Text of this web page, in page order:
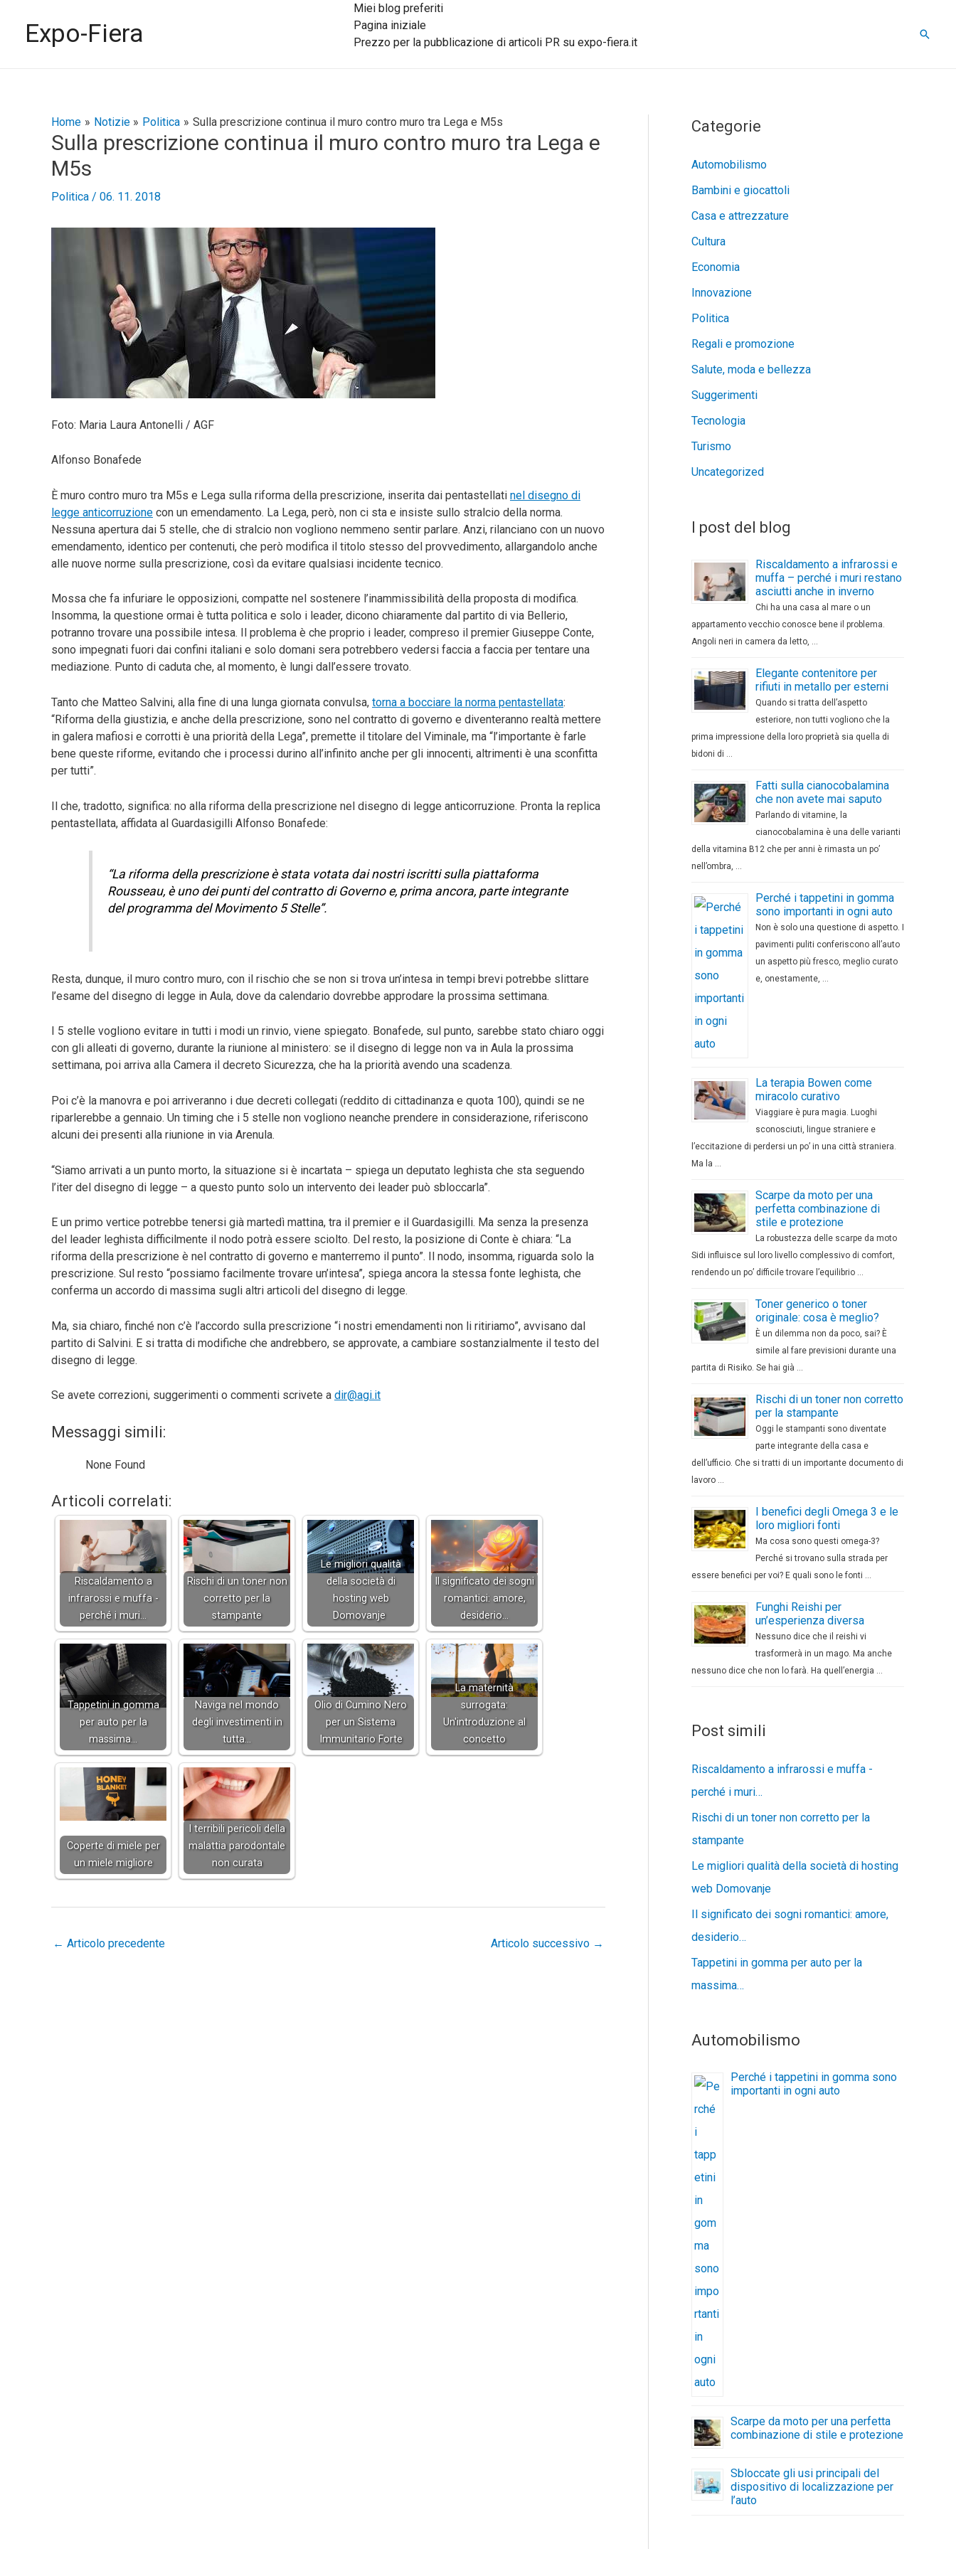
contenutoExpo-Fiera
Miei blog preferiti
Pagina iniziale
Prezzo per la pubblicazione di articoli PR su expo-fiera.it
Cerca
Home Notizie Politica Sulla prescrizione continua il muro contro muro tra Lega e M5s
Sulla prescrizione continua il muro contro muro tra Lega e
M5s
Politica / 06. 11. 2018
Foto: Maria Laura Antonelli / AGF
Alfonso Bonafede
È muro contro muro tra M5s e Lega sulla riforma della prescrizione, inserita dai pentastellati nel disegno di
legge anticorruzione con un emendamento. La Lega, però, non ci sta e insiste sullo stralcio della norma.
Nessuna apertura dai 5 stelle, che di stralcio non vogliono nemmeno sentir parlare. Anzi, rilanciano con un nuovo
emendamento, identico per contenuti, che però modifica il titolo stesso del provvedimento, allargandolo anche
alle nuove norme sulla prescrizione, così da evitare qualsiasi incidente tecnico.
Mossa che fa infuriare le opposizioni, compatte nel sostenere l’inammissibilità della proposta di modifica.
Insomma, la questione ormai è tutta politica e solo i leader, dicono chiaramente dal partito di via Bellerio,
potranno trovare una possibile intesa. Il problema è che proprio i leader, compreso il premier Giuseppe Conte,
sono impegnati fuori dai confini italiani e solo domani sera potrebbero vedersi faccia a faccia per tentare una
mediazione. Punto di caduta che, al momento, è lungi dall’essere trovato.
Tanto che Matteo Salvini, alla fine di una lunga giornata convulsa, torna a bocciare la norma pentastellata:
“Riforma della giustizia, e anche della prescrizione, sono nel contratto di governo e diventeranno realtà mettere
in galera mafiosi e corrotti è una priorità della Lega”, premette il titolare del Viminale, ma “l’importante è farle
bene queste riforme, evitando che i processi durino all’infinito anche per gli innocenti, altrimenti è una sconfitta
per tutti”.
Il che, tradotto, significa: no alla riforma della prescrizione nel disegno di legge anticorruzione. Pronta la replica
pentastellata, affidata al Guardasigilli Alfonso Bonafede:
“La riforma della prescrizione è stata votata dai nostri iscritti sulla piattaforma
Rousseau, è uno dei punti del contratto di Governo e, prima ancora, parte integrante
del programma del Movimento 5 Stelle”.
Resta, dunque, il muro contro muro, con il rischio che se non si trova un’intesa in tempi brevi potrebbe slittare
l’esame del disegno di legge in Aula, dove da calendario dovrebbe approdare la prossima settimana.
I 5 stelle vogliono evitare in tutti i modi un rinvio, viene spiegato. Bonafede, sul punto, sarebbe stato chiaro oggi
con gli alleati di governo, durante la riunione al ministero: se il disegno di legge non va in Aula la prossima
settimana, poi arriva alla Camera il decreto Sicurezza, che ha la priorità avendo una scadenza.
Poi c’è la manovra e poi arriveranno i due decreti collegati (reddito di cittadinanza e quota 100), quindi se ne
riparlerebbe a gennaio. Un timing che i 5 stelle non vogliono neanche prendere in considerazione, riferiscono
alcuni dei presenti alla riunione in via Arenula.
“Siamo arrivati a un punto morto, la situazione si è incartata – spiega un deputato leghista che sta seguendo
l’iter del disegno di legge – a questo punto solo un intervento dei leader può sbloccarla”.
E un primo vertice potrebbe tenersi già martedì mattina, tra il premier e il Guardasigilli. Ma senza la presenza
del leader leghista difficilmente il nodo potrà essere sciolto. Del resto, la posizione di Conte è chiara: “La
riforma della prescrizione è nel contratto di governo e manterremo il punto”. Il nodo, insomma, riguarda solo la
prescrizione. Sul resto “possiamo facilmente trovare un’intesa”, spiega ancora la stessa fonte leghista, che
conferma un accordo di massima sugli altri articoli del disegno di legge.
Ma, sia chiaro, finché non c’è l’accordo sulla prescrizione “i nostri emendamenti non li ritiriamo”, avvisano dal
partito di Salvini. E si tratta di modifiche che andrebbero, se approvate, a cambiare sostanzialmente il testo del
disegno di legge.
Se avete correzioni, suggerimenti o commenti scrivete a dir@agi.it
Messaggi simili:
None Found
Articoli correlati:
Riscaldamento a
infrarossi e muffa -
perché i muri…
Rischi di un toner non
corretto per la
stampante
Le migliori qualità
della società di
hosting web
Domovanje
Il significato dei sogni
romantici: amore,
desiderio…
Tappetini in gomma
per auto per la
massima…
Naviga nel mondo
degli investimenti in
tutta…
Olio di Cumino Nero
per un Sistema
Immunitario Forte
La maternità
surrogata:
Un'introduzione al
concetto
Coperte di miele per
un miele migliore
I terribili pericoli della
malattia parodontale
non curata
Navigazione
articoli
← Articolo precedente Articolo successivo →
Categorie
Automobilismo
Bambini e giocattoli
Casa e attrezzature
Cultura
Economia
Innovazione
Politica
Regali e promozione
Salute, moda e bellezza
Suggerimenti
Tecnologia
Turismo
Uncategorized
I post del blog
Riscaldamento a infrarossi e
muffa – perché i muri restano
asciutti anche in inverno
Chi ha una casa al mare o un
appartamento vecchio conosce bene il problema.
Angoli neri in camera da letto, …
Elegante contenitore per
rifiuti in metallo per esterni
Quando si tratta dell’aspetto
esteriore, non tutti vogliono che la
prima impressione della loro proprietà sia quella di
bidoni di …
Fatti sulla cianocobalamina
che non avete mai saputo
Parlando di vitamine, la
cianocobalamina è una delle varianti
della vitamina B12 che per anni è rimasta un po’
nell’ombra, …
Perché i tappetini in gomma
sono importanti in ogni auto
Non è solo una questione di aspetto. I
pavimenti puliti conferiscono all’auto
un aspetto più fresco, meglio curato
e, onestamente, …
La terapia Bowen come
miracolo curativo
Viaggiare è pura magia. Luoghi
sconosciuti, lingue straniere e
l’eccitazione di perdersi un po’ in una città straniera.
Ma la …
Scarpe da moto per una
perfetta combinazione di
stile e protezione
La robustezza delle scarpe da moto
Sidi influisce sul loro livello complessivo di comfort,
rendendo un po’ difficile trovare l’equilibrio …
Toner generico o toner
originale: cosa è meglio?
È un dilemma non da poco, sai? È
simile al fare previsioni durante una
partita di Risiko. Se hai già …
Rischi di un toner non corretto
per la stampante
Oggi le stampanti sono diventate
parte integrante della casa e
dell’ufficio. Che si tratti di un importante documento di
lavoro …
I benefici degli Omega 3 e le
loro migliori fonti
Ma cosa sono questi omega-3?
Perché si trovano sulla strada per
essere benefici per voi? E quali sono le fonti …
Funghi Reishi per
un’esperienza diversa
Nessuno dice che il reishi vi
trasformerà in un mago. Ma anche
nessuno dice che non lo farà. Ha quell’energia …
Post simili
Riscaldamento a infrarossi e muffa -
perché i muri…
Rischi di un toner non corretto per la
stampante
Le migliori qualità della società di hosting
web Domovanje
Il significato dei sogni romantici: amore,
desiderio…
Tappetini in gomma per auto per la
massima…
Automobilismo
Perché i tappetini in gomma sono
importanti in ogni auto
Scarpe da moto per una perfetta
combinazione di stile e protezione
Sbloccate gli usi principali del
dispositivo di localizzazione per
l’auto